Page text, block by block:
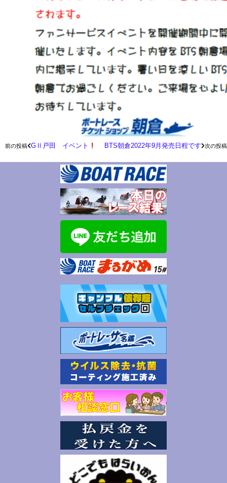
前の投稿 GⅡ戸田 イベント BTS朝倉2022年9月発売日程です 次の投稿